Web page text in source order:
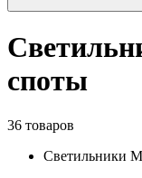
споты
36 товаров
Светильники